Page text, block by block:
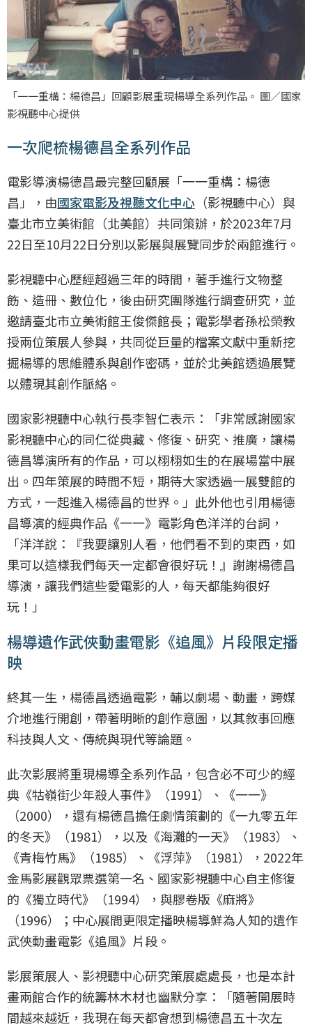
「一一重構：楊德昌」回顧影展重現楊導全系列作品。 圖／國家
影視聽中心提供
一次爬梳楊德昌全系列作品
電影導演楊德昌最完整回顧展「一一重構：楊德
昌」，由國家電影及視聽文化中心 （影視聽中心）與
臺北市立美術館（北美館）共同策辦，於2023年7月
22日至10月22日分別以影展與展覽同步於兩館進行。
影視聽中心歷經超過三年的時間，著手進行文物整
飭、造冊、數位化，後由研究團隊進行調查研究，並
邀請臺北市立美術館王俊傑館長；電影學者孫松榮教
授兩位策展人參與，共同從巨量的檔案文獻中重新挖
掘楊導的思維體系與創作密碼，並於北美館透過展覽
以體現其創作脈絡。
國家影視聽中心執行長李智仁表示：「非常感謝國家
影視聽中心的同仁從典藏、修復、研究、推廣，讓楊
德昌導演所有的作品，可以栩栩如生的在展場當中展
出。四年策展的時間不短，期待大家透過一展雙館的
方式，一起進入楊德昌的世界。」此外他也引用楊德
昌導演的經典作品《一一》電影角色洋洋的台詞，
「洋洋說：『我要讓別人看，他們看不到的東西，如
果可以這樣我們每天一定都會很好玩！』謝謝楊德昌
導演，讓我們這些愛電影的人，每天都能夠很好
玩！」
楊導遺作武俠動畫電影《追風》片段限定播
映
終其一生，楊德昌透過電影，輔以劇場、動畫，跨媒
介地進行開創，帶著明晰的創作意圖，以其敘事回應
科技與人文、傳統與現代等論題。
此次影展將重現楊導全系列作品，包含必不可少的經
典《牯嶺街少年殺人事件》（1991）、《一一》
（2000），還有楊德昌擔任劇情策劃的《一九零五年
的冬天》（1981），以及《海灘的一天》（1983）、
《青梅竹馬》（1985）、《浮萍》（1981），2022年
金馬影展觀眾票選第一名、國家影視聽中心自主修復
的《獨立時代》（1994），與膠卷版《麻將》
（1996）；中心展間更限定播映楊導鮮為人知的遺作
武俠動畫電影《追風》片段。
影展策展人、影視聽中心研究策展處處長，也是本計
畫兩館合作的統籌林木材也幽默分享：「隨著開展時
間越來越近，我現在每天都會想到楊德昌五十次左